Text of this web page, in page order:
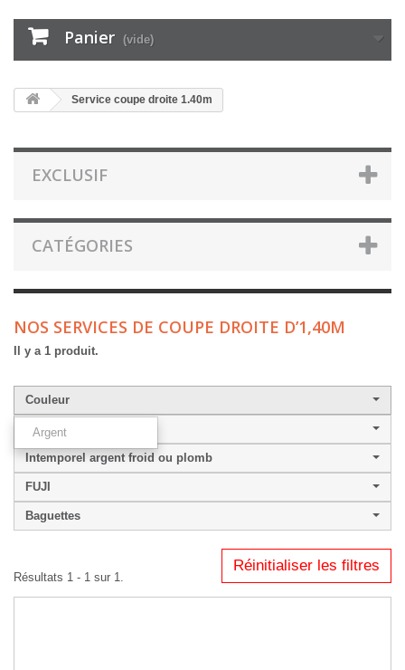
Panier (vide)
Service coupe droite 1.40m
EXCLUSIF
CATÉGORIES
NOS SERVICES DE COUPE DROITE D’1,40M
Il y a 1 produit.
Couleur
Argent
Largeur de baguette
Intemporel argent froid ou plomb
FUJI
Baguettes
Réinitialiser les filtres
Résultats 1 - 1 sur 1.